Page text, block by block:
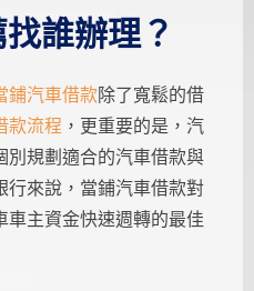
誰辦理？
鋪汽車借款除了寬鬆的借
款流程 ，更重要的是，汽
別規劃適合的汽車借款與
行來說，當鋪汽車借款對
車主資金快速週轉的最佳